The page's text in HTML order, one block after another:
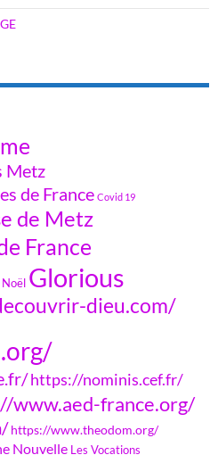
Metz
de France Covid 19
de Metz
France
Noël Glorious
dieu.com/
https://nominis.cef.fr/
www.aed-france.org/
https://www.theodom.org/
Nouvelle Les Vocations